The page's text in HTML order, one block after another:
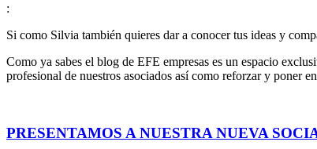
:
Si como Silvia también quieres dar a conocer tus ideas y
Como ya sabes el blog de EFE empresas es un espacio
profesional de nuestros asociados así como reforzar y poner
PRESENTAMOS A NUESTRA NUEVA